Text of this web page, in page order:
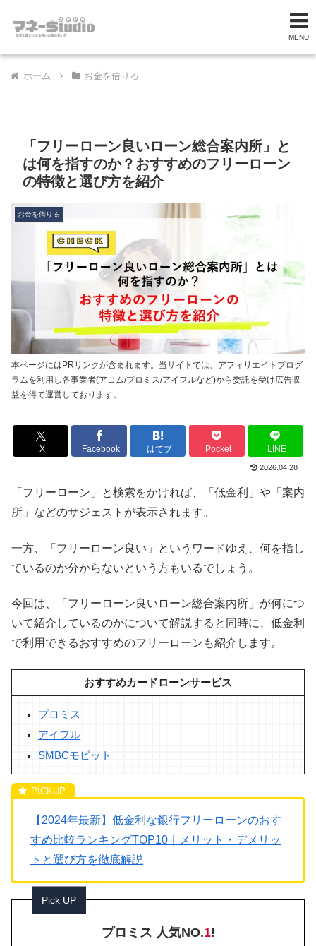
MENU
ホーム お金を借りる
「フリーローン良いローン総合案内所」と
は何を指すのか？おすすめのフリーローン
の特徴と選び方を紹介
本ページにはPRリンクが含まれます。当サイトでは、アフィリエイトプログ
ラムを利用し各事業者(アコム/プロミス/アイフルなど)から委託を受け広告収
益を得て運営しております。
お金を借りる
X Facebook はてブ Pocket LINE
2026.04.28
「フリーローン」と検索をかければ、「低金利」や「案内
所」などのサジェストが表示されます。
一方、「フリーローン良い」というワードゆえ、何を指し
ているのか分からないという方もいるでしょう。
今回は、「フリーローン良いローン総合案内所」が何につ
いて紹介しているのかについて解説すると同時に、低金利
で利用できるおすすめのフリーローンも紹介します。
おすすめカードローンサービス
プロミス
アイフル
SMBCモビット
【2024年最新】低金利な銀行フリーローンのおす
すめ比較ランキングTOP10｜メリット・デメリッ
トと選び方を徹底解説
Pick UP
プロミス 人気NO.1!